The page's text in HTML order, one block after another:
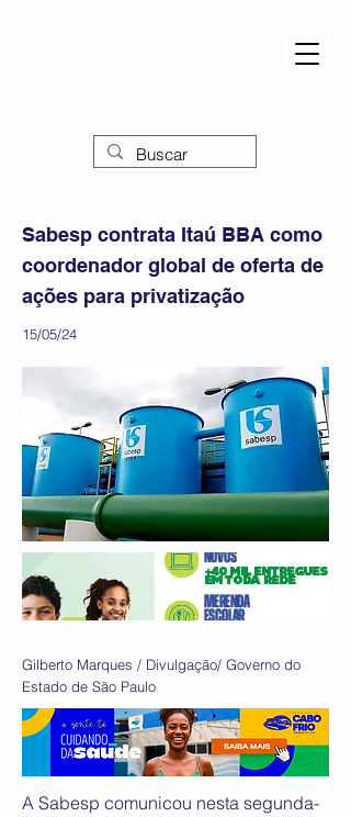
Sabesp contrata Itaú BBA como
coordenador global de oferta de
ações para privatização
15/05/24
Gilberto Marques / Divulgação/ Governo do
Estado de São Paulo
A Sabesp comunicou nesta segunda-